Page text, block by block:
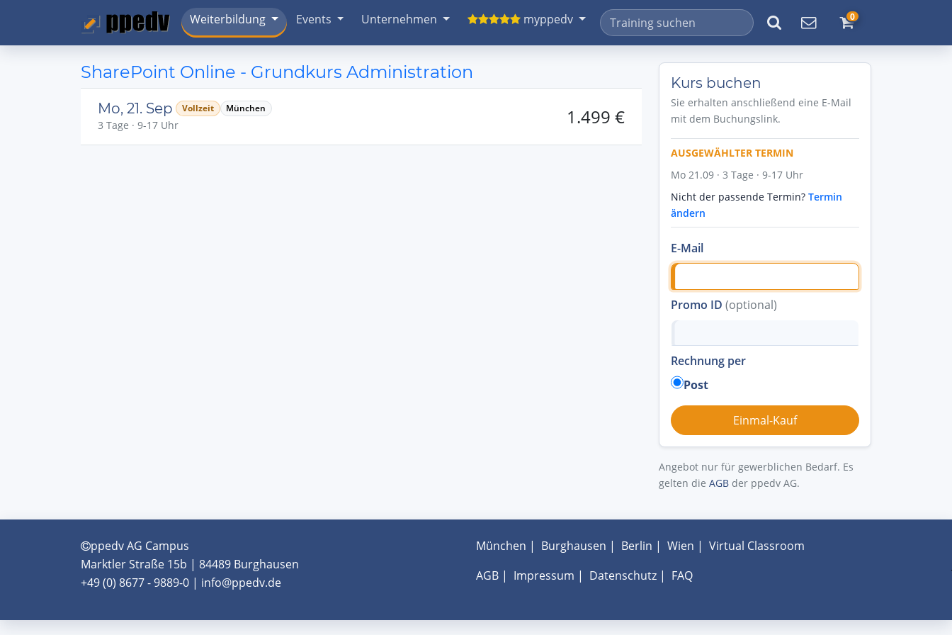
Weiterbildung Events Unternehmen myppedv 0
SharePoint Online - Grundkurs Administration
Mo, 21. Sep Vollzeit München
3 Tage · 9-17 Uhr 1.499 €
Kurs buchen
Sie erhalten anschließend eine E-Mail
mit dem Buchungslink.
AUSGEWÄHLTER TERMIN
Mo 21.09 · 3 Tage · 9-17 Uhr
Nicht der passende Termin? Termin
ändern
E-Mail
Promo ID (optional)
Rechnung per
Post
Angebot nur für gewerblichen Bedarf. Es
gelten die AGB der ppedv AG.
ppedv AG Campus
Marktler Straße 15b | 84489 Burghausen
+49 (0) 8677 - 9889-0 | info@ppedv.de
München | Burghausen | Berlin | Wien | Virtual Classroom
AGB| Impressum | Datenschutz| FAQ